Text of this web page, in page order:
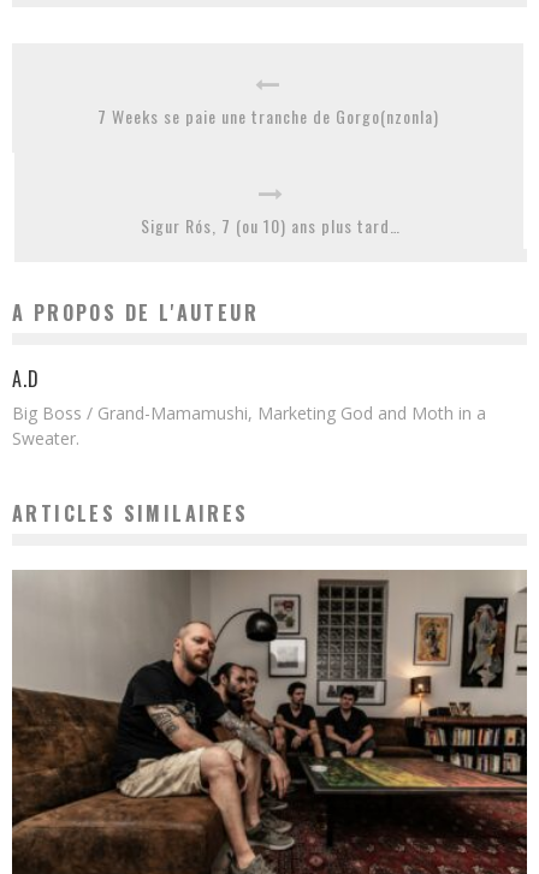
7 Weeks se paie une tranche de Gorgo(nzonla)
Sigur Rós, 7 (ou 10) ans plus tard…
A PROPOS DE L'AUTEUR
A.D
Big Boss / Grand-Mamamushi, Marketing God and Moth in a
Sweater.
ARTICLES SIMILAIRES